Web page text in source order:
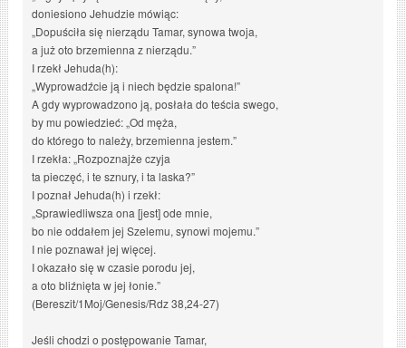
doniesiono Jehudzie mówiąc:
„Dopuściła się nierządu Tamar, synowa twoja,
a już oto brzemienna z nierządu.”
I rzekł Jehuda(h):
„Wyprowadźcie ją i niech będzie spalona!”
A gdy wyprowadzono ją, posłała do teścia swego,
by mu powiedzieć: „Od męża,
do którego to należy, brzemienna jestem.”
I rzekła: „Rozpoznajże czyja
ta pieczęć, i te sznury, i ta laska?”
I poznał Jehuda(h) i rzekł:
„Sprawiedliwsza ona [jest] ode mnie,
bo nie oddałem jej Szelemu, synowi mojemu.”
I nie poznawał jej więcej.
I okazało się w czasie porodu jej,
a oto bliźnięta w jej łonie.”
(Bereszit/1Moj/Genesis/Rdz 38,24-27)
Jeśli chodzi o postępowanie Tamar,